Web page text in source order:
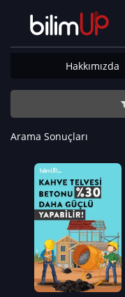
Hakkımızda
Arama Sonuçları